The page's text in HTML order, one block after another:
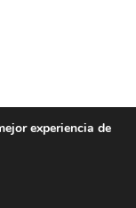
experiencia de